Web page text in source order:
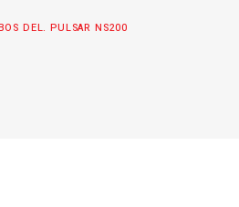
DEL. PULSAR NS200